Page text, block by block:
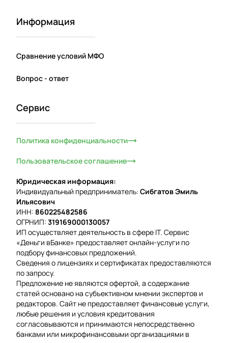
Информация
Сравнение условий МФО
Вопрос - ответ
Сервис
Политика конфиденциальности
Пользовательское соглашение
Юридическая информация:
Индивидуальный предприниматель: Сибгатов Эмиль
Ильясович
ИНН: 860225482586
ОГРНИП: 319169000130057
ИП осуществляет деятельность в сфере IT. Сервис
«Деньги вБанке» предоставляет онлайн-услуги по
подбору финансовых предложений.
Сведения о лицензиях и сертификатах предоставляются
по запросу.
Предложение не являются офертой, а содержание
статей основано на субъективном мнении экспертов и
редакторов. Сайт не предоставляет финансовые услуги,
любые решения и условия кредитования
согласовываются и принимаются непосредственно
банками или микрофинансовыми организациями в